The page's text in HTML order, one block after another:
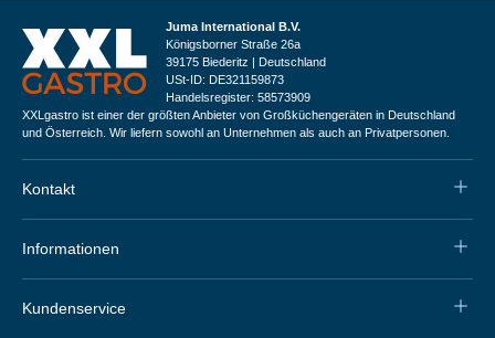
Juma International B.V.
Königsborner Straße 26a
39175 Biederitz | Deutschland
USt-ID: DE321159873
Handelsregister: 58573909
XXLgastro ist einer der größten Anbieter von Großküchengeräten in Deutschland
und Österreich. Wir liefern sowohl an Unternehmen als auch an Privatpersonen.
Kontakt
Informationen
Kundenservice